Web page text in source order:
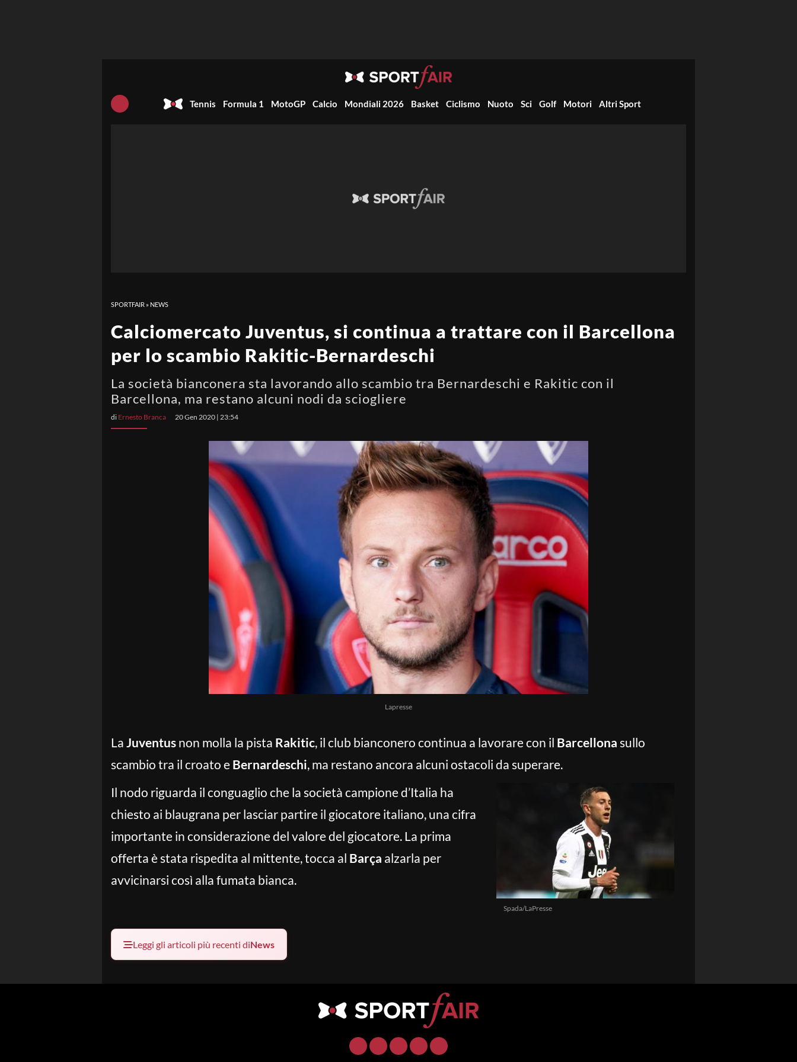
Tennis Formula 1 MotoGP Calcio Mondiali 2026 Basket Ciclismo Nuoto Sci Golf Motori Altri Sport
SPORTFAIR » NEWS
Calciomercato Juventus, si continua a trattare con il Barcellona
per lo scambio Rakitic-Bernardeschi
La società bianconera sta lavorando allo scambio tra Bernardeschi e Rakitic con il
Barcellona, ma restano alcuni nodi da sciogliere
di Ernesto Branca 20 Gen 2020 | 23:54
Lapresse
La Juventus non molla la pista Rakitic, il club bianconero continua a lavorare con il Barcellona sullo
scambio tra il croato e Bernardeschi, ma restano ancora alcuni ostacoli da superare.
Spada/LaPresse
Il nodo riguarda il conguaglio che la società campione d’Italia ha
chiesto ai blaugrana per lasciar partire il giocatore italiano, una cifra
importante in considerazione del valore del giocatore. La prima
offerta è stata rispedita al mittente, tocca al Barça alzarla per
avvicinarsi così alla fumata bianca.
Leggi gli articoli più recenti diNews